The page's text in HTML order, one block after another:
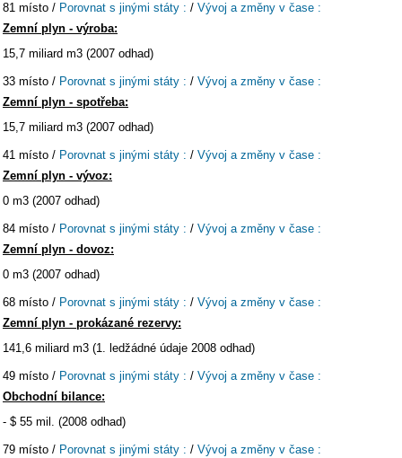
81 místo / Porovnat s jinými státy : / Vývoj a změny v čase :
Zemní plyn - výroba:
15,7 miliard m3 (2007 odhad)
33 místo / Porovnat s jinými státy : / Vývoj a změny v čase :
Zemní plyn - spotřeba:
15,7 miliard m3 (2007 odhad)
41 místo / Porovnat s jinými státy : / Vývoj a změny v čase :
Zemní plyn - vývoz:
0 m3 (2007 odhad)
84 místo / Porovnat s jinými státy : / Vývoj a změny v čase :
Zemní plyn - dovoz:
0 m3 (2007 odhad)
68 místo / Porovnat s jinými státy : / Vývoj a změny v čase :
Zemní plyn - prokázané rezervy:
141,6 miliard m3 (1. ledžádné údaje 2008 odhad)
49 místo / Porovnat s jinými státy : / Vývoj a změny v čase :
Obchodní bilance:
- $ 55 mil. (2008 odhad)
79 místo / Porovnat s jinými státy : / Vývoj a změny v čase :